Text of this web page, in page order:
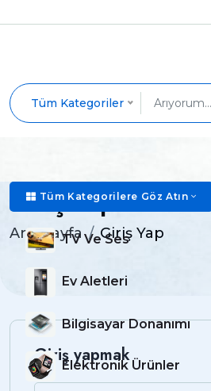
Tüm Kategoriler
Tüm Kategorilere Göz Atın
TV Ve Ses
Ev Aletleri
Bilgisayar Donanımı
Elektronik Ürünler
Giriş Yap
Ana Sayfa Giriş Yap
Giriş yapmak